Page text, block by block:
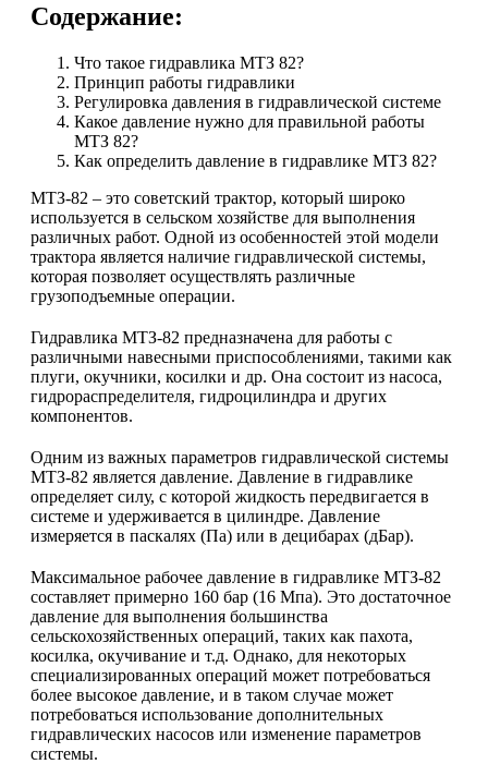
Содержание:
Что такое гидравлика МТЗ 82?
Принцип работы гидравлики
Регулировка давления в гидравлической системе
Какое давление нужно для правильной работы
МТЗ 82?
Как определить давление в гидравлике МТЗ 82?
МТЗ-82 – это советский трактор, который широко
используется в сельском хозяйстве для выполнения
различных работ. Одной из особенностей этой модели
трактора является наличие гидравлической системы,
которая позволяет осуществлять различные
грузоподъемные операции.
Гидравлика МТЗ-82 предназначена для работы с
различными навесными приспособлениями, такими как
плуги, окучники, косилки и др. Она состоит из насоса,
гидрораспределителя, гидроцилиндра и других
компонентов.
Одним из важных параметров гидравлической системы
МТЗ-82 является давление. Давление в гидравлике
определяет силу, с которой жидкость передвигается в
системе и удерживается в цилиндре. Давление
измеряется в паскалях (Па) или в децибарах (дБар).
Максимальное рабочее давление в гидравлике МТЗ-82
составляет примерно 160 бар (16 Мпа). Это достаточное
давление для выполнения большинства
сельскохозяйственных операций, таких как пахота,
косилка, окучивание и т.д. Однако, для некоторых
специализированных операций может потребоваться
более высокое давление, и в таком случае может
потребоваться использование дополнительных
гидравлических насосов или изменение параметров
системы.